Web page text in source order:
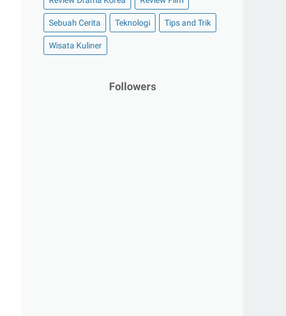
Sebuah Cerita Teknologi Tips and Trik
Wisata Kuliner
Followers